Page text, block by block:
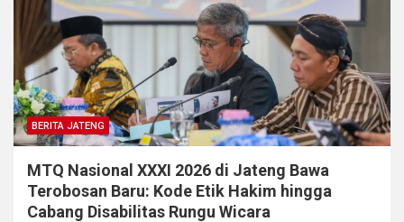
BERITA JATENG
MTQ Nasional XXXI 2026 di Jateng Bawa
Terobosan Baru: Kode Etik Hakim hingga
Cabang Disabilitas Rungu Wicara